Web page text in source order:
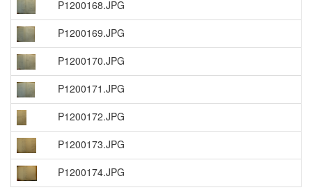
P1200168.JPG
P1200169.JPG
P1200170.JPG
P1200171.JPG
P1200172.JPG
P1200173.JPG
P1200174.JPG